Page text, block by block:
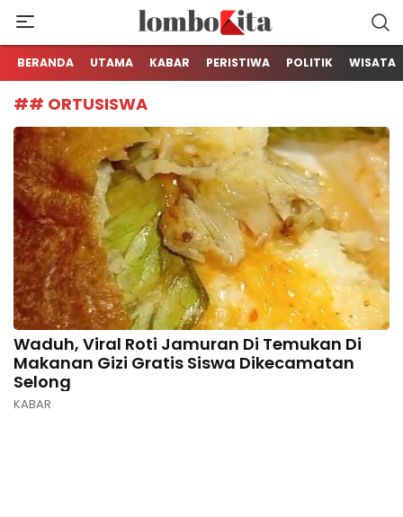
LOMBOKita
Media Berita Online dari Lombok
BERANDA UTAMA KABAR PERISTIWA POLITIK WISATA
## ORTUSISWA
Waduh, Viral Roti Jamuran Di Temukan Di
Makanan Gizi Gratis Siswa Dikecamatan
Selong
KABAR